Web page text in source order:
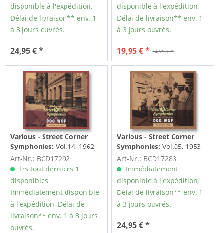
disponible à l'expédition,
Délai de livraison** env. 1
à 3 jours ouvrés.
24,95 € *
disponible à l'expédition,
Délai de livraison** env. 1
à 3 jours ouvrés.
24,95 € *
19,95 € *
Various - Street Corner
Symphonies: Vol.14, 1962
The Complete Story Of Doo
Wop
Art-Nr.: BCD17292
les tout derniers 1
disponibles
Immédiatement disponible
à l'expédition, Délai de
livraison** env. 1 à 3 jours
ouvrés.
Various - Street Corner
Symphonies: Vol.05, 1953
The Complete Story Of Doo
Wop
Art-Nr.: BCD17283
Immédiatement
disponible à l'expédition,
Délai de livraison** env. 1
à 3 jours ouvrés.
24,95 € *